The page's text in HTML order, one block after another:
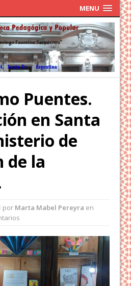
MENU
Puentes.
en Santa
de
de la
por Marta Mabel Pereyra en